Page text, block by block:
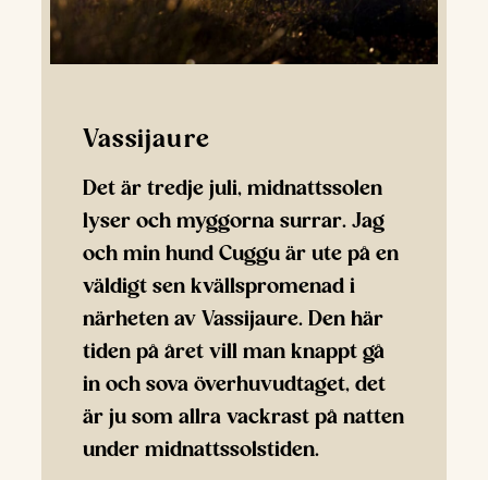
Vassijaure
Det är tredje juli, midnattssolen
lyser och myggorna surrar. Jag
och min hund Cuggu är ute på en
väldigt sen kvällspromenad i
närheten av Vassijaure. Den här
tiden på året vill man knappt gå
in och sova överhuvudtaget, det
är ju som allra vackrast på natten
under midnattssolstiden.